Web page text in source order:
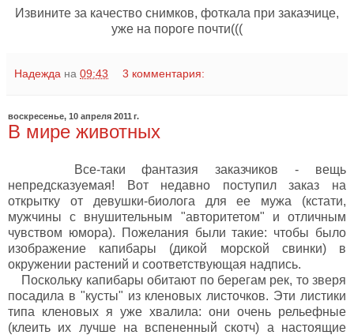
Извините за качество снимков, фоткала при заказчице,
уже на пороге почти(((
Надежда на 09:43 3 комментария:
воскресенье, 10 апреля 2011 г.
В мире животных
Все-таки фантазия заказчиков - вещь
непредсказуемая! Вот недавно поступил заказ на
открытку от девушки-биолога для ее мужа (кстати,
мужчины с внушительным "авторитетом" и отличным
чувством юмора). Пожелания были такие: чтобы было
изображение капибары (дикой морской свинки) в
окружении растений и соответствующая надпись.
Поскольку капибары обитают по берегам рек, то зверя
посадила в "кусты" из кленовых листочков. Эти листики
типа кленовых я уже хвалила: они очень рельефные
(клеить их лучше на вспененный скотч) а настоящие